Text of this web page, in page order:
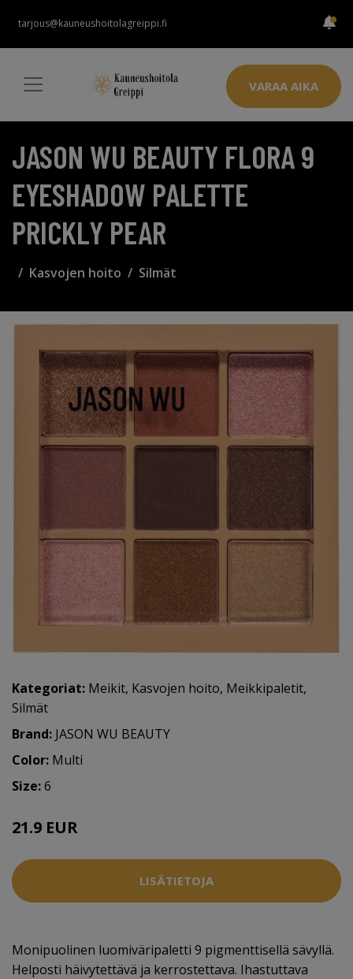
tarjous@kauneushoitolagreippi.fi
VARAA AIKA
JASON WU BEAUTY FLORA 9
EYESHADOW PALETTE
PRICKLY PEAR
Kasvojen hoito Silmät
Kategoriat: Meikit, Kasvojen hoito, Meikkipaletit,
Silmät
Brand: JASON WU BEAUTY
Color: Multi
Size:6
21.9 EUR
LISÄTIETOJA
Monipuolinen luomiväripaletti 9 pigmenttisellä sävyllä.
Helposti häivytettävä ja kerrostettava. Ihastuttava